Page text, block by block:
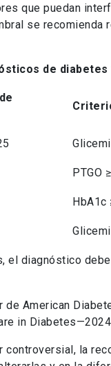
que puedan
se
de diabetes
PTGO
HbA1c
el diagnóstico
de American
in
controversial, la